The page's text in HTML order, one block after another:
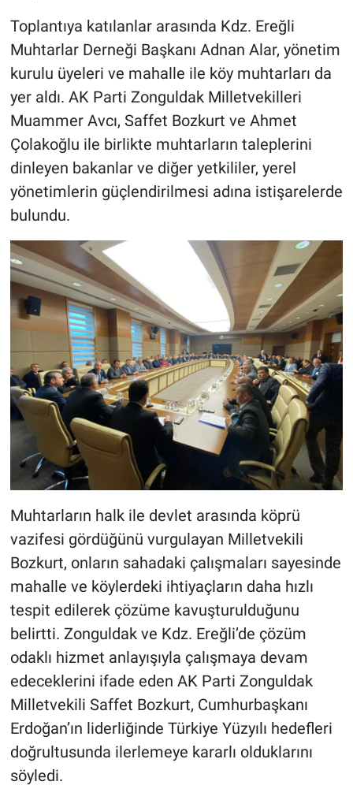
Toplantıya katılanlar arasında Kdz. Ereğli
Muhtarlar Derneği Başkanı Adnan Alar, yönetim
kurulu üyeleri ve mahalle ile köy muhtarları da
yer aldı. AK Parti Zonguldak Milletvekilleri
Muammer Avcı, Saffet Bozkurt ve Ahmet
Çolakoğlu ile birlikte muhtarların taleplerini
dinleyen bakanlar ve diğer yetkililer, yerel
yönetimlerin güçlendirilmesi adına istişarelerde
bulundu.
Muhtarların halk ile devlet arasında köprü
vazifesi gördüğünü vurgulayan Milletvekili
Bozkurt, onların sahadaki çalışmaları sayesinde
mahalle ve köylerdeki ihtiyaçların daha hızlı
tespit edilerek çözüme kavuşturulduğunu
belirtti. Zonguldak ve Kdz. Ereğli’de çözüm
odaklı hizmet anlayışıyla çalışmaya devam
edeceklerini ifade eden AK Parti Zonguldak
Milletvekili Saffet Bozkurt, Cumhurbaşkanı
Erdoğan’ın liderliğinde Türkiye Yüzyılı hedefleri
doğrultusunda ilerlemeye kararlı olduklarını
söyledi.